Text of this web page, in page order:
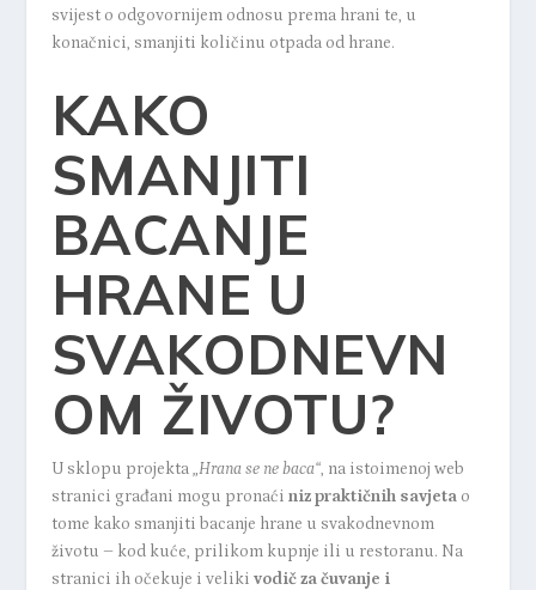
svijest o odgovornijem odnosu prema hrani te, u
konačnici, smanjiti količinu otpada od hrane.
KAKO
SMANJITI
BACANJE
HRANE U
SVAKODNEVN
OM ŽIVOTU?
U sklopu projekta„Hrana se ne baca“, na istoimenoj web
stranici građani mogu pronaći niz praktičnih savjetao
tome kako smanjiti bacanje hrane u svakodnevnom
životu – kod kuće, prilikom kupnje ili u restoranu. Na
stranici ih očekuje i veliki vodič za čuvanje i